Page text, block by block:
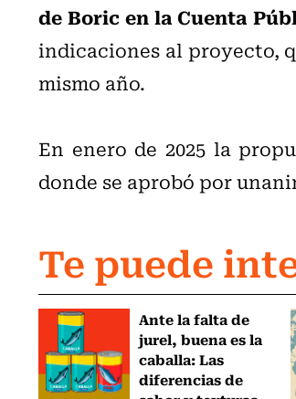
de Boric en la Cuenta
indicaciones al proyecto,
mismo año.
En enero de 2025 la
donde se aprobó por
Te puede
Ante la falta de
jurel, buena es la
caballa: Las
diferencias de